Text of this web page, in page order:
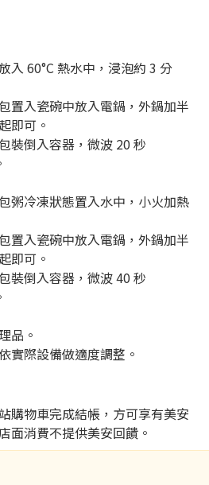
入 60°C 熱水中，浸泡約 3 分
置入瓷碗中放入電鍋，外鍋加半
即可。
裝倒入容器，微波 20 秒
粥冷凍狀態置入水中，小火加熱
置入瓷碗中放入電鍋，外鍋加半
即可。
裝倒入容器，微波 40 秒
品。
實際設備做適度調整。
購物車完成結帳，方可享有美安
面消費不提供美安回饋。